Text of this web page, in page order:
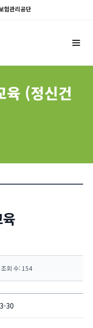
험관리공단
육 (정신건
조회 수: 154
30